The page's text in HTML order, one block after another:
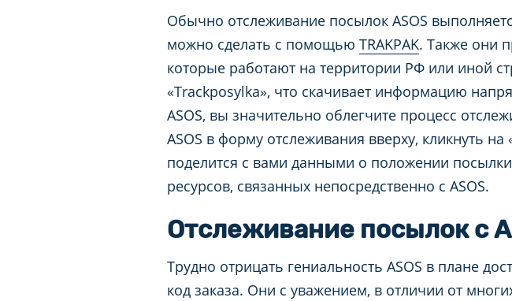
Обычно отслеживание посылок ASOS
можно сделать с помощью TRAKPAK. Также они
которые работают на территории РФ или иной
«Trackposylka», что скачивает информацию
ASOS, вы значительно облегчите процесс
ASOS в форму отслеживания вверху, кликнуть
поделится с вами данными о положении
ресурсов, связанных непосредственно с ASOS.
Отслеживание посылок с
Трудно отрицать гениальность ASOS в плане
код заказа. Они с уважением, в отличии от